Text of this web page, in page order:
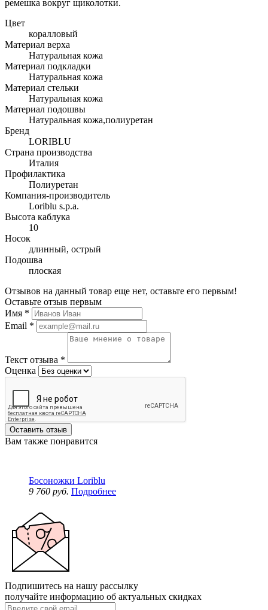
ремешка вокруг щиколотки.
Цвет
коралловый
Материал верха
Натуральная кожа
Материал подкладки
Натуральная кожа
Материал стельки
Натуральная кожа
Материал подошвы
Натуральная кожа,полиуретан
Бренд
LORIBLU
Страна производства
Италия
Профилактика
Полиуретан
Компания-производитель
Loriblu s.p.a.
Высота каблука
10
Носок
длинный, острый
Подошва
плоская
Отзывов на данный товар еще нет, оставьте его первым!
Оставьте отзыв первым
Имя *
Email *
Текст отзыва *
Оценка
Оставить отзыв
Вам также понравится
Босоножки Loriblu
9 760 руб. Подробнее
Подпишитесь на нашу рассылку
получайте информацию об актуальных скидках